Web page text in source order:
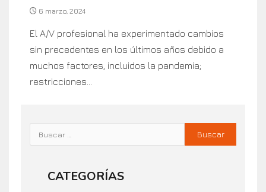
6 marzo, 2024
El A/V profesional ha experimentado cambios
sin precedentes en los últimos años debido a
muchos factores, incluidos la pandemia;
restricciones...
CATEGORÍAS